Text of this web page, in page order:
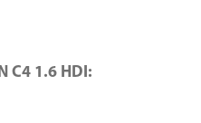
C4 1.6 HDI: